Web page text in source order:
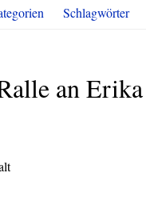
Schlagwörter
an